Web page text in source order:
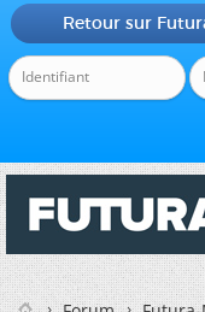
Retour sur